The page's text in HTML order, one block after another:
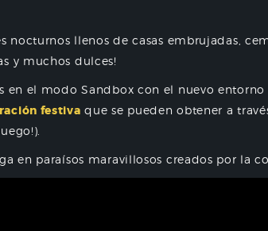
nocturnos llenos de casas embrujadas,
y muchos dulces!
en el modo Sandbox con el nuevo entorno
festiva que se pueden obtener a
en paraísos maravillosos creados por la